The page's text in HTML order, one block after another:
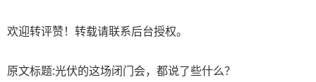
欢迎转评赞！转载请联系后台授权。
原文标题:光伏的这场闭门会，都说了些什么？